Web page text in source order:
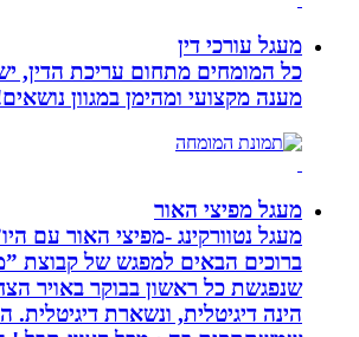
מעגל עורכי דין
כל המומחים מתחום עריכת הדין, ישמחו
מענה מקצועי ומהימן במגוון נושאים!
מעגל מפיצי האור
מעגל נטוורקינג -מפיצי האור עם היו”ר
ברוכים הבאים למפגש של קבוצת
שנפגשת כל ראשון בבוקר באויר הצח של
הינה דיגיטלית, ונשארת דיגיטלית.